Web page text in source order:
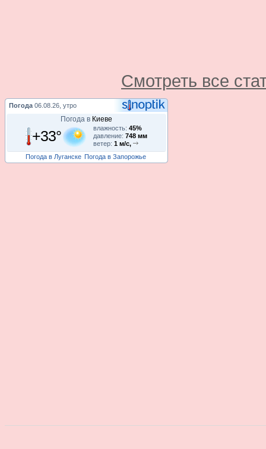
Смотреть все
Погода 06.08.26, утро
Погода в Киеве
+33° влажность: 45%
давление: 748 мм
ветер: 1 м/с,
Погода в Луганске Погода в Запорожье